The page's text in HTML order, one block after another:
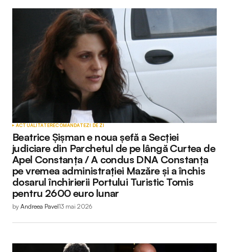
ACTUALITATERECOMANDATEZI DE ZI
Beatrice Șișman e noua șefă a Secției
judiciare din Parchetul de pe lângă Curtea de
Apel Constanța / A condus DNA Constanța
pe vremea administrației Mazăre și a închis
dosarul închirierii Portului Turistic Tomis
pentru 2600 euro lunar
by Andreea Pavel13 mai 2026